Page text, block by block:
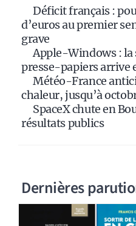
Déficit français :
d’euros au premier
grave
Apple-Windows :
presse-papiers arrive
Météo-France
chaleur, jusqu’à
SpaceX chute en
résultats publics
Dernières